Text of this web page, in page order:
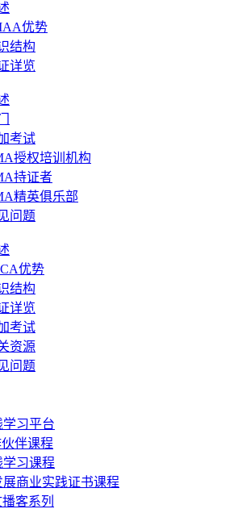
优势
结构
详览
考试
授权培训机构
持证者
精英俱乐部
问题
优势
结构
详览
考试
资源
问题
学习平台
伴课程
学习课程
商业实践证书课程
客系列